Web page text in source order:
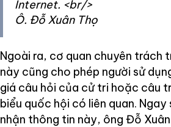
Internet. <br/>
Ô. Đỗ Xuân Thọ
Ngoài ra, cơ quan chuyên trách
này cũng cho phép người sử
giá câu hỏi của cử tri hoặc câu
biểu quốc hội có liên quan. Ngay
nhận thông tin này, ông Đỗ